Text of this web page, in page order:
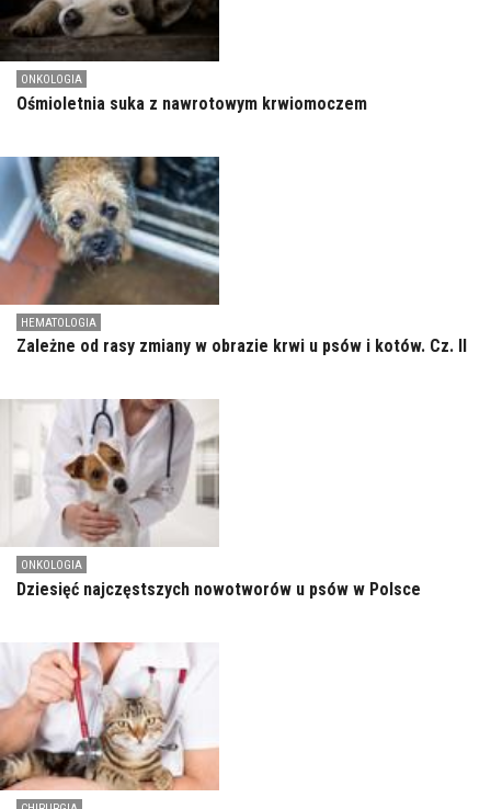
ONKOLOGIA
Ośmioletnia suka z nawrotowym krwiomoczem
HEMATOLOGIA
Zależne od rasy zmiany w obrazie krwi u psów i kotów. Cz. II
ONKOLOGIA
Dziesięć najczęstszych nowotworów u psów w Polsce